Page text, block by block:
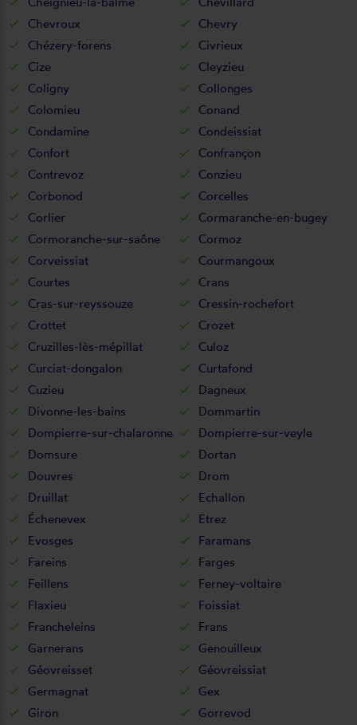
Chevroux
Chevry
Chézery-forens
Civrieux
Cize
Cleyzieu
Coligny
Collonges
Colomieu
Conand
Condamine
Condeissiat
Confort
Confrançon
Contrevoz
Conzieu
Corbonod
Corcelles
Corlier
Cormaranche-en-bugey
Cormoranche-sur-saône
Cormoz
Corveissiat
Courmangoux
Courtes
Crans
Cras-sur-reyssouze
Cressin-rochefort
Crottet
Crozet
Cruzilles-lès-mépillat
Culoz
Curciat-dongalon
Curtafond
Cuzieu
Dagneux
Divonne-les-bains
Dommartin
Dompierre-sur-chalaronne
Dompierre-sur-veyle
Domsure
Dortan
Douvres
Drom
Druillat
Echallon
Échenevex
Etrez
Evosges
Faramans
Fareins
Farges
Feillens
Ferney-voltaire
Flaxieu
Foissiat
Francheleins
Frans
Garnerans
Genouilleux
Géovreisset
Géovreissiat
Germagnat
Gex
Giron
Gorrevod